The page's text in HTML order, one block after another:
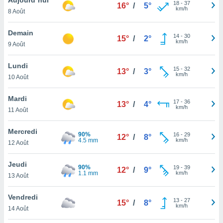
et
»,
au
vous
qu'ils
ou
le
ainsi
un
la
du
8 Août
16° / 5° 18- 37
km/h
Demain
9 Août
15° / 2° 14- 30
km/h
Lundi
10 Août
13° / 3° 15- 32
km/h
Mardi
11 Août
13° / 4° 17- 36
km/h
Mercredi
12 Août
90%
4.5 mm
12° / 8° 16- 29
km/h
Jeudi
13 Août
90%
1.1 mm
12° / 9° 19- 39
km/h
Vendredi
14 Août
15° / 8° 13- 27
km/h